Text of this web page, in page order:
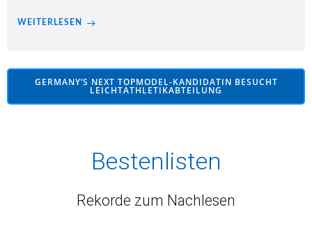
WEITERLESEN
GERMANY’S NEXT TOPMODEL-KANDIDATIN BESUCHT
LEICHTATHLETIKABTEILUNG
Bestenlisten
Rekorde zum Nachlesen